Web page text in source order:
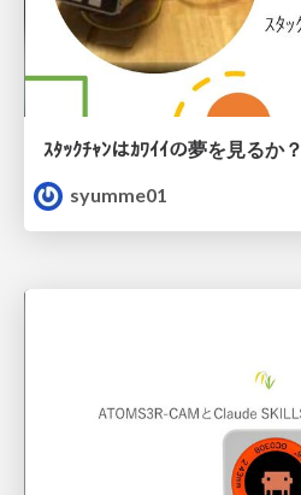
ｽﾀｯｸﾁｬﾝはｶﾜｲｲの夢を見るか？
syumme01